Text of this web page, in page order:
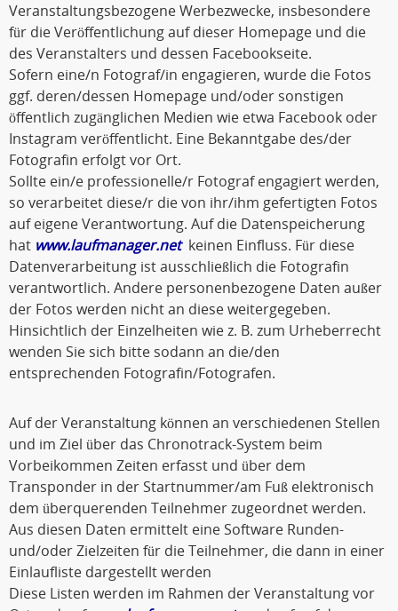
Veranstaltungsbezogene Werbezwecke, insbesondere
für die Veröffentlichung auf dieser Homepage und die
des Veranstalters und dessen Facebookseite.
Sofern eine/n Fotograf/in engagieren, wurde die Fotos
ggf. deren/dessen Homepage und/oder sonstigen
öffentlich zugänglichen Medien wie etwa Facebook oder
Instagram veröffentlicht. Eine Bekanntgabe des/der
Fotografin erfolgt vor Ort.
Sollte ein/e professionelle/r Fotograf engagiert werden,
so verarbeitet diese/r die von ihr/ihm gefertigten Fotos
auf eigene Verantwortung. Auf die Datenspeicherung
hat www.laufmanager.netkeinen Einfluss. Für diese
Datenverarbeitung ist ausschließlich die Fotografin
verantwortlich. Andere personenbezogene Daten außer
der Fotos werden nicht an diese weitergegeben.
Hinsichtlich der Einzelheiten wie z. B. zum Urheberrecht
wenden Sie sich bitte sodann an die/den
entsprechenden Fotografin/Fotografen.
Auf der Veranstaltung können an verschiedenen Stellen
und im Ziel über das Chronotrack-System beim
Vorbeikommen Zeiten erfasst und über dem
Transponder in der Startnummer/am Fuß elektronisch
dem überquerenden Teilnehmer zugeordnet werden.
Aus diesen Daten ermittelt eine Software Runden-
und/oder Zielzeiten für die Teilnehmer, die dann in einer
Einlaufliste dargestellt werden
Diese Listen werden im Rahmen der Veranstaltung vor